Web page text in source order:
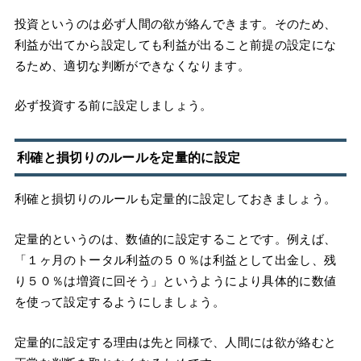
投資というのは必ず人間の欲が絡んできます。そのため、
利益が出てから設定しても利益が出ること前提の設定にな
るため、適切な判断ができなくなります。
必ず投資する前に設定しましょう。
利確と損切りのルールを定量的に設定
利確と損切りのルールも定量的に設定しておきましょう。
定量的というのは、数値的に設定することです。例えば、
「１ヶ月のトータル利益の５０％は利益として出金し、残
り５０％は増資に回そう」というようにより具体的に数値
を使って設定するようにしましょう。
定量的に設定する理由は先と同様で、人間には欲が絡むと